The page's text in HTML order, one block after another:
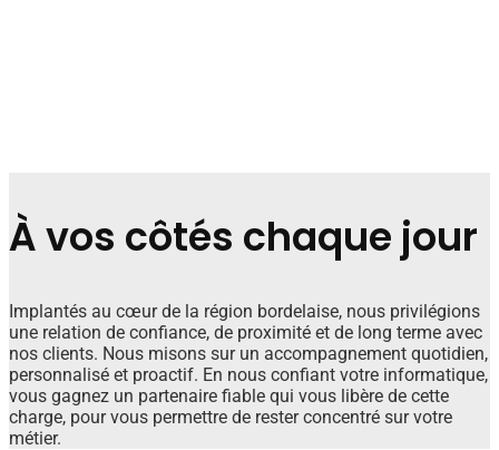
À vos côtés chaque jour
Implantés au cœur de la région bordelaise, nous privilégions
une relation de confiance, de proximité et de long terme avec
nos clients. Nous misons sur un accompagnement quotidien,
personnalisé et proactif. En nous confiant votre informatique,
vous gagnez un partenaire fiable qui vous libère de cette
charge, pour vous permettre de rester concentré sur votre
métier.